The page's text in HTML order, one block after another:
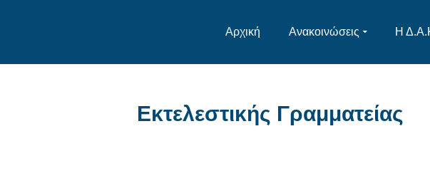
Αρχική Ανακοινώσεις Η
Εκτελεστικής Γραμματείας